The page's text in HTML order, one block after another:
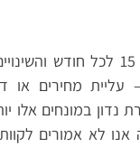
המדד מפורסם ב- 15 לכל
– עליית מחירים או
נדון במונחים אלו
אנו לא אמורים